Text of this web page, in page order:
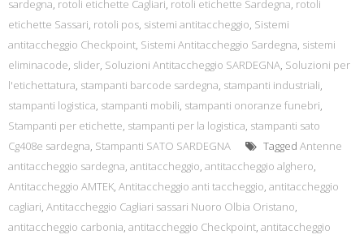
sardegna, rotoli etichette Cagliari, rotoli etichette Sardegna, rotoli
etichette Sassari, rotoli pos, sistemi antitaccheggio, Sistemi
antitaccheggio Checkpoint, Sistemi Antitaccheggio Sardegna, sistemi
eliminacode, slider, Soluzioni Antitaccheggio SARDEGNA, Soluzioni per
l'etichettatura, stampanti barcode sardegna, stampanti industriali,
stampanti logistica, stampanti mobili, stampanti onoranze funebri,
Stampanti per etichette, stampanti per la logistica, stampanti sato
Cg408e sardegna, Stampanti SATO SARDEGNA Tagged Antenne
antitaccheggio sardegna, antitaccheggio, antitaccheggio alghero,
Antitaccheggio AMTEK, Antitaccheggio anti taccheggio, antitaccheggio
cagliari, Antitaccheggio Cagliari sassari Nuoro Olbia Oristano,
antitaccheggio carbonia, antitaccheggio Checkpoint, antitaccheggio